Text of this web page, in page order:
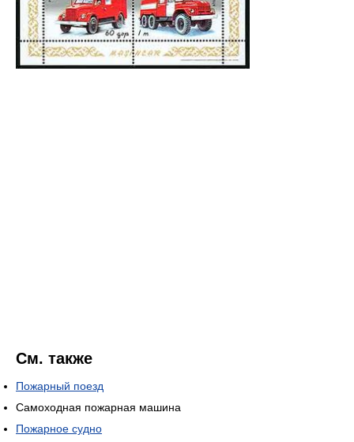
См. также
Пожарный поезд
Самоходная пожарная машина
Пожарное судно